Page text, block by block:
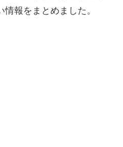
報をまとめました。